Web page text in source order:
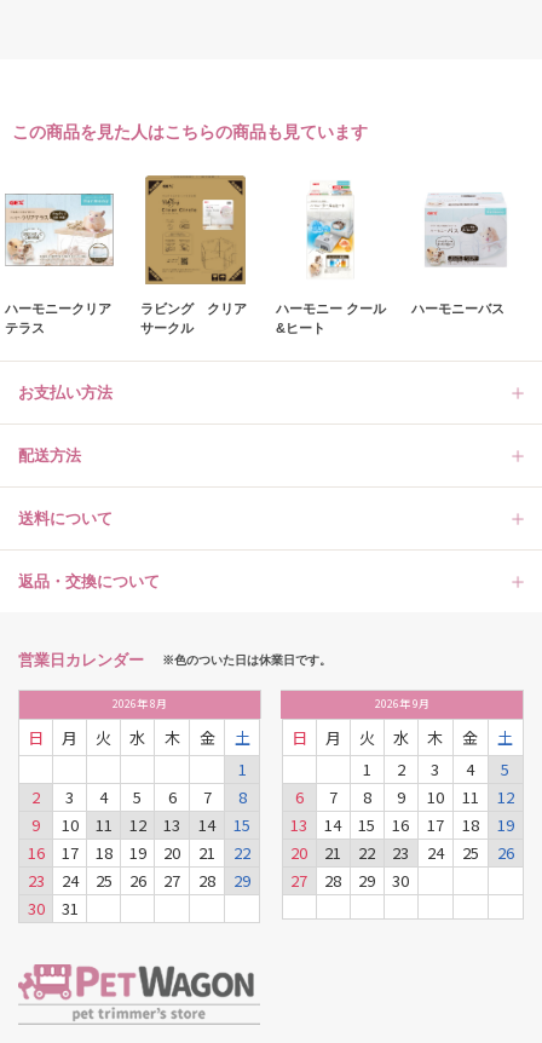
この商品を見た人はこちらの商品も見ています
ハーモニークリア
テラス
ラビング クリア
サークル
ハーモニー クール
&ヒート
ハーモニーバス
お支払い方法
配送方法
送料について
返品・交換について
営業日カレンダー ※色のついた日は休業日です。
2026年8月
日 月 火 水 木 金
土
1
2
3 4 5 6 7
8
9
10 11 12 13 14
15
16
17 18 19 20 21
22
23
24 25 26 27 28
29
30
31
2026年9月
日 月 火 水 木 金
土
1
2 3 4
5
6
7 8 9 10 11
12
13
14 15 16 17 18
19
20
21 22 23 24 25
26
27
28 29 30